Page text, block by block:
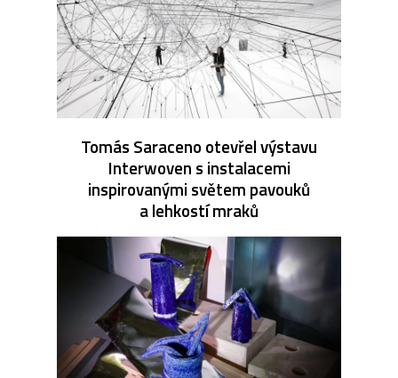
Tomás Saraceno otevřel výstavu
Interwoven s instalacemi
inspirovanými světem pavouků
a lehkostí mraků